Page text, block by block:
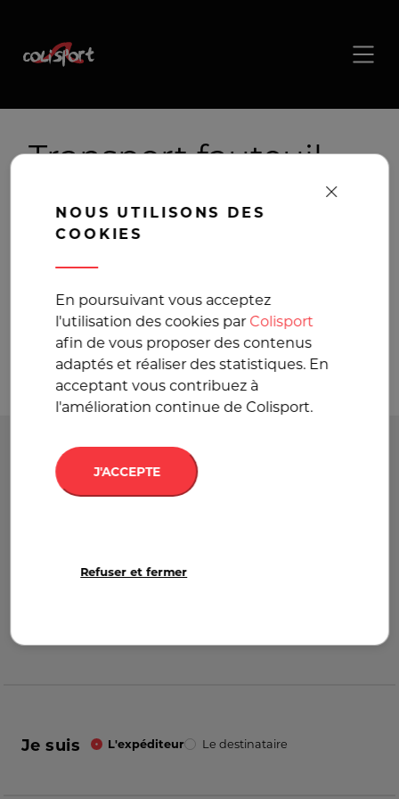
NOUS UTILISONS DES
COOKIES
En poursuivant vous acceptez
l'utilisation des cookies par Colisport
afin de vous proposer des contenus
adaptés et réaliser des statistiques. En
acceptant vous contribuez à
l'amélioration continue de Colisport.
J'ACCEPTE
Refuser et fermer
Transport fauteuil,
Livraison fauteuil
La solution de
transport pour vos
colis volumineux
Départ
Destination
Je suis L'expéditeur Le destinataire